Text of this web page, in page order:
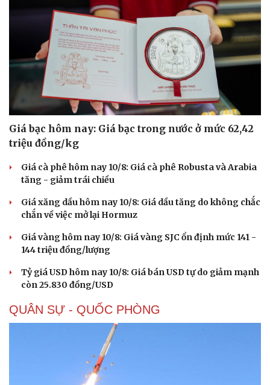
Giá bạc hôm nay: Giá bạc trong nước ở mức 62,42
triệu đồng/kg
Giá cà phê hôm nay 10/8: Giá cà phê Robusta và Arabia
tăng - giảm trái chiều
Giá xăng dầu hôm nay 10/8: Giá dầu tăng do không chắc
chắn về việc mở lại Hormuz
Giá vàng hôm nay 10/8: Giá vàng SJC ổn định mức 141 -
144 triệu đồng/lượng
Tỷ giá USD hôm nay 10/8: Giá bán USD tự do giảm mạnh
còn 25.830 đồng/USD
QUÂN SỰ - QUỐC PHÒNG